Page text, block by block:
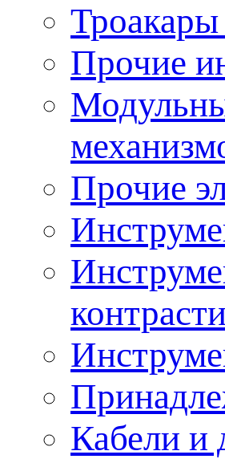
Прочие
Прочие
Кабели и